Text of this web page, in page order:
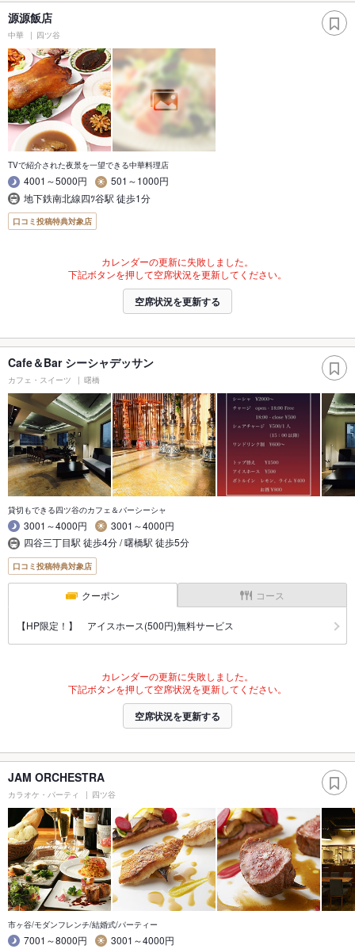
源源飯店
中華 四ツ谷
TVで紹介された夜景を一望できる中華料理店
4001～5000円
501～1000円
地下鉄南北線四ﾂ谷駅 徒歩1分
口コミ投稿特典対象店
カレンダーの更新に失敗しました。
下記ボタンを押して空席状況を更新してください。
空席状況を更新する
Cafe＆Bar シーシャデッサン
カフェ・スイーツ 曙橋
貸切もできる四ツ谷のカフェ＆バーシーシャ
3001～4000円
3001～4000円
四谷三丁目駅 徒歩4分 / 曙橋駅 徒歩5分
口コミ投稿特典対象店
クーポン コース
【HP限定！】 アイスホース(500円)無料サービス
カレンダーの更新に失敗しました。
下記ボタンを押して空席状況を更新してください。
空席状況を更新する
JAM ORCHESTRA
カラオケ・パーティ 四ツ谷
市ヶ谷/モダンフレンチ/結婚式/パーティー
7001～8000円
3001～4000円